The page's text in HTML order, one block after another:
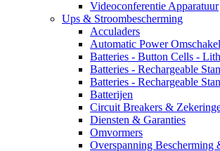
Videoconferentie Apparatuur
Ups & Stroombescherming
Acculaders
Automatic Power
Batteries - Button Cells -
Batteries - Rechargeable
Batteries - Rechargeable
Batterijen
Circuit Breakers &
Diensten & Garanties
Omvormers
Overspanning Bescherming